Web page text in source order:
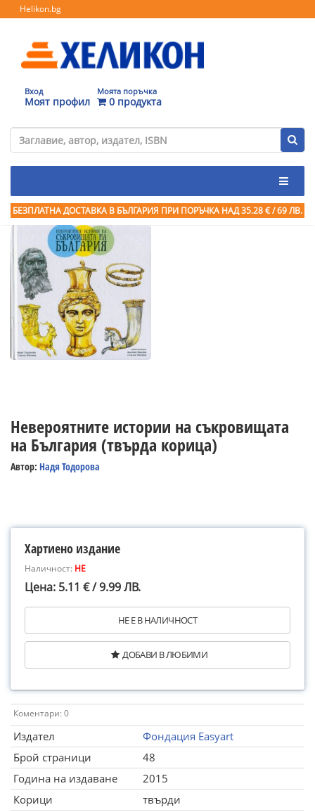
Helikon.bg
Вход
Моят профил
Моята поръчка
0 продукта
БЕЗПЛАТНА ДОСТАВКА В БЪЛГАРИЯ ПРИ ПОРЪЧКА НАД 35.28 € / 69 ЛВ.
Невероятните истории на съкровищата
на България (твърда корица)
Автор: Надя Тодорова
Хартиено издание
Наличност: НЕ
Цена: 5.11 € / 9.99 ЛВ.
НЕ Е В НАЛИЧНОСТ
ДОБАВИ В ЛЮБИМИ
Коментари: 0
Издател
Фондация Easyart
Брой страници
48
Година на издаване
2015
Корици
твърди